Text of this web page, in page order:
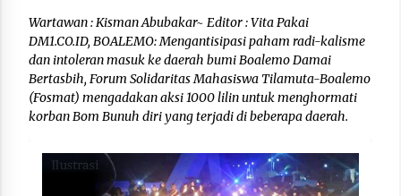
Wartawan : Kisman Abubakar~ Editor : Vita Pakai
DM1.CO.ID, BOALEMO: Mengantisipasi paham radi-kalisme
dan intoleran masuk ke daerah bumi Boalemo Damai
Bertasbih, Forum Solidaritas Mahasiswa Tilamuta-Boalemo
(Fosmat) mengadakan aksi 1000 lilin untuk menghormati
korban Bom Bunuh diri yang terjadi di beberapa daerah.